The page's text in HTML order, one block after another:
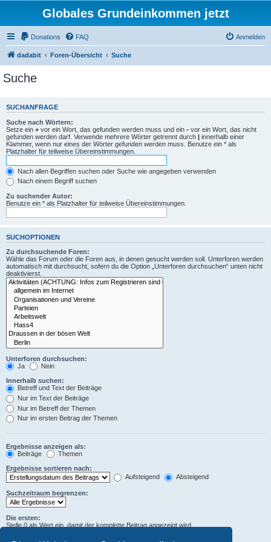
Globales Grundeinkommen jetzt
Donations FAQ Anmelden
dadabit Foren-Übersicht Suche
Suche
SUCHANFRAGE
Suche nach Wörtern:
Setze ein + vor ein Wort, das gefunden werden muss und ein - vor ein Wort, das nicht
gefunden werden darf. Verwende mehrere Wörter getrennt durch | innerhalb einer
Klammer, wenn nur eines der Wörter gefunden werden muss. Benutze ein * als
Platzhalter für teilweise Übereinstimmungen.
Nach allen Begriffen suchen oder Suche wie angegeben verwenden
Nach einem Begriff suchen
Zu suchender Autor:
Benutze ein * als Platzhalter für teilweise Übereinstimmungen.
SUCHOPTIONEN
Zu durchsuchende Foren:
Wähle das Forum oder die Foren aus, in denen gesucht werden soll. Unterforen werden
automatisch mit durchsucht, sofern du die Option „Unterforen durchsuchen“ unten nicht
deaktivierst.
Unterforen durchsuchen:
Ja
Nein
Innerhalb suchen:
Betreff und Text der Beiträge
Nur im Text der Beiträge
Nur im Betreff der Themen
Nur im ersten Beitrag der Themen
Ergebnisse anzeigen als:
Beiträge
Themen
Ergebnisse sortieren nach:
Aufsteigend
Absteigend
Suchzeitraum begrenzen:
Die ersten:
Stelle 0 als Wert ein, damit der komplette Beitrag angezeigt wird.